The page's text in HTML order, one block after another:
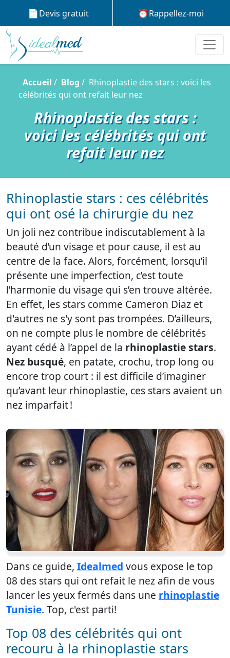
Devis gratuit Rappellez-moi
Accueil Blog
Rhinoplastie des stars : voici les
célébrités qui ont refait leur nez
Rhinoplastie des stars :
voici les célébrités qui ont
refait leur nez
Rhinoplastie stars : ces célébrités
qui ont osé la chirurgie du nez
Un joli nez contribue indiscutablement à la
beauté d’un visage et pour cause, il est au
centre de la face. Alors, forcément, lorsqu’il
présente une imperfection, c’est toute
l’harmonie du visage qui s’en trouve altérée.
En effet, les stars comme Cameron Diaz et
d'autres ne s'y sont pas trompées. D’ailleurs,
on ne compte plus le nombre de célébrités
ayant cédé à l’appel de la rhinoplastie stars.
Nez busqué, en patate, crochu, trop long ou
encore trop court : il est difficile d’imaginer
qu’avant leur rhinoplastie, ces stars avaient un
nez imparfait !
Dans ce guide, Idealmed vous expose le top
08 des stars qui ont refait le nez afin de vous
lancer les yeux fermés dans une rhinoplastie
Tunisie. Top, c'est parti!
Top 08 des célébrités qui ont
recouru à la rhinoplastie stars